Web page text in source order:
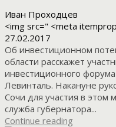
Иван Проходцев
<img src=" <meta
27.02.2017
Об инвестиционном
области расскажет
инвестиционного
Левинталь. Накануне
Сочи для участия в этом
служба губернатора...
Continue reading